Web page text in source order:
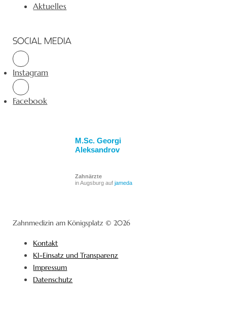
Aktuelles
SOCIAL MEDIA
Instagram
Facebook
M.Sc. Georgi
Aleksandrov
Zahnärzte
in Augsburg aufjameda
Zahnmedizin am Königsplatz © 2026
Kontakt
KI-Einsatz und Transparenz
Impressum
Datenschutz